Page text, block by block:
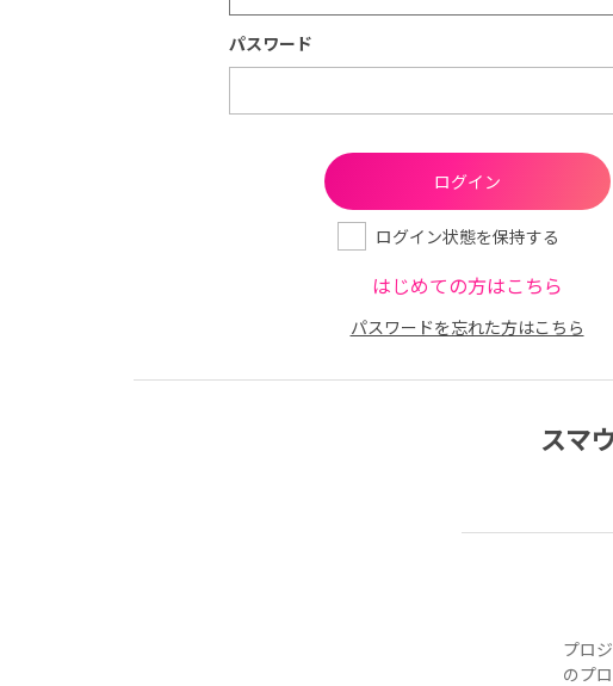
パスワード
ログイン状態を保持する
はじめての方はこちら
パスワードを忘れた方はこちら
スマ
プロ
のプ